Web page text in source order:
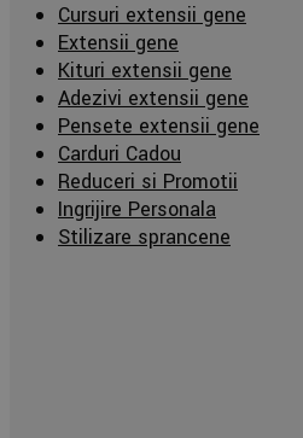
Cursuri extensii gene
Extensii gene
Kituri extensii gene
Adezivi extensii gene
Pensete extensii gene
Carduri Cadou
Reduceri si Promotii
Ingrijire Personala
Stilizare sprancene